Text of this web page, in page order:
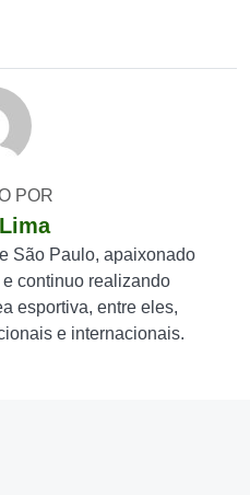
POR
São Paulo, apaixonado
continuo realizando
esportiva, entre eles,
e internacionais.